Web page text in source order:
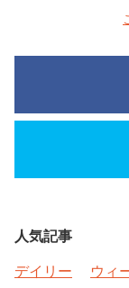
人気記事
デイリー
ウィ